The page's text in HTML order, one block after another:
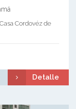
Cordovéz de
Detalle